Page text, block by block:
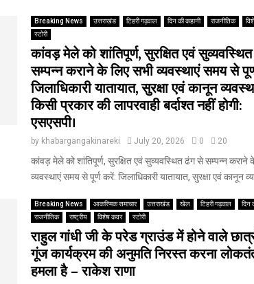
Breaking News उत्तराखंड टिहरी गढ़वाल दिन की कहानी राजनीतिक
स्टोरी
कांवड़ मेले को शांतिपूर्ण, सुरक्षित एवं
सम्पन्न कराने के लिए सभी व्यवस्थाएं समय से
जिलाधिकारी यातायात, सुरक्षा एवं कानून
किसी प्रकार की लापरवाही बर्दाश्त नहीं होगी:
एसएसपी।
by khabargangakinareki July 20, 2026 0 20
कांवड़ मेले को शांतिपूर्ण, सुरक्षित एवं सुव्यवस्थित ढंग से सम्पन्न कराने
व्यवस्थाएं समय से पूर्ण करें: जिलाधिकारी यातायात, सुरक्षा एवं कानून
Breaking News आकस्मिक समाचार उत्तराखंड खेल टिहरी गढ़वाल
दिन
राजनीतिक
राष्ट्रीय विशेष कवर स्टोरी
राहुल गांधी जी के परेड ग्राउंड में होने वाले
गूंज कार्यक्रम की अनुमति निरस्त करना
हमला है – राकेश राणा